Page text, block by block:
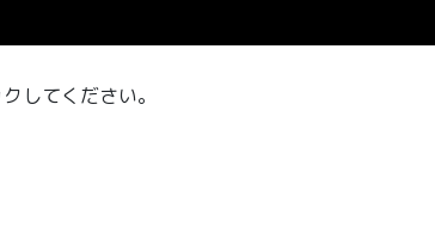
してください。